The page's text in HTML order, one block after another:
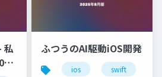
私
ふつうのAI駆動iOS開発
ios swift